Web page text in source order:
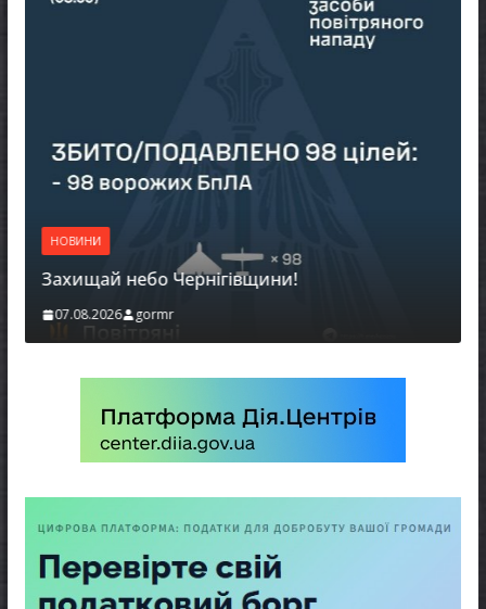
НОВИНИ
Захищай небо Чернігівщини!
07.08.2026 gormr